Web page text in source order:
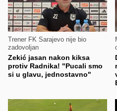
Trener FK Sarajevo nije bio
zadovoljan
Zekić jasan nakon kiksa
protiv Radnika! "Pucali smo
si u glavu, jednostavno"